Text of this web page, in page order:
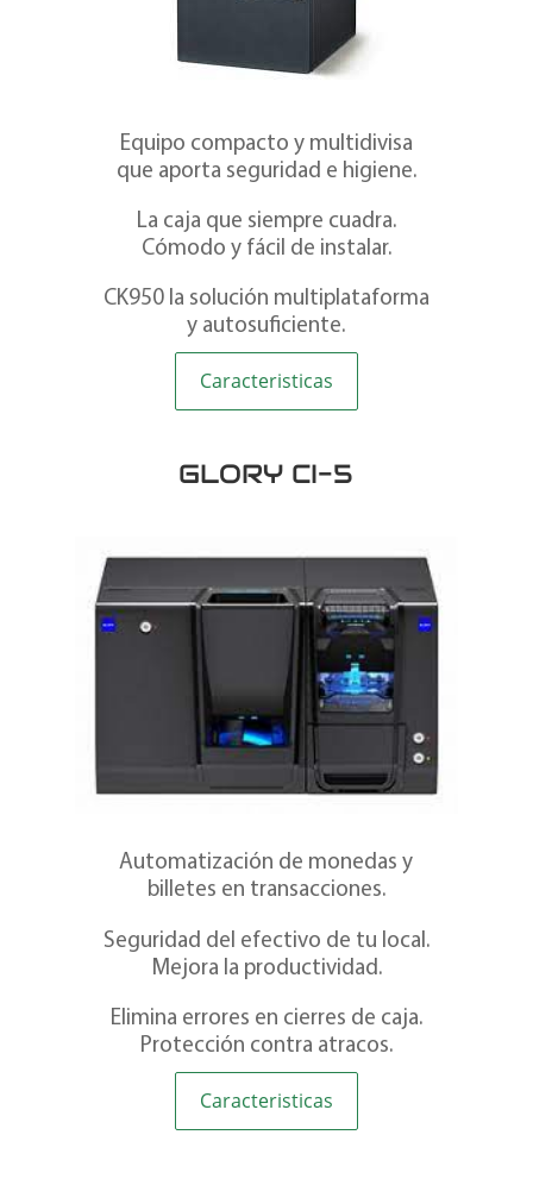
Equipo compacto y multidivisa
que aporta seguridad e higiene.
La caja que siempre cuadra.
Cómodo y fácil de instalar.
CK950 la solución multiplataforma
y autosuficiente.
Caracteristicas
GLORY CI-5
Automatización de monedas y
billetes en transacciones.
Seguridad del efectivo de tu local.
Mejora la productividad.
Elimina errores en cierres de caja.
Protección contra atracos.
Caracteristicas